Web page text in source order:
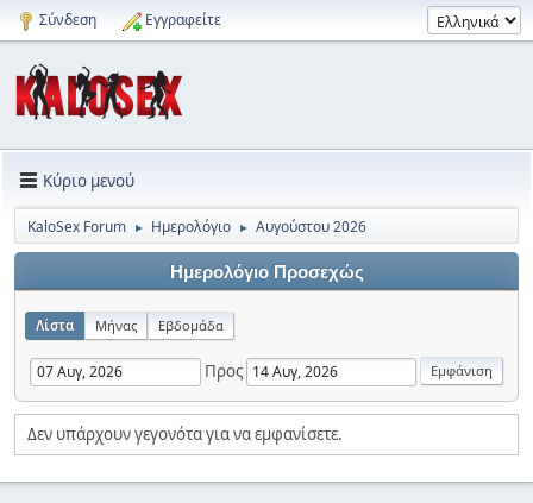
Σύνδεση Εγγραφείτε
Κύριο μενού
KaloSex Forum ► Ημερολόγιο ► Αυγούστου 2026
Ημερολόγιο Προσεχώς
Λίστα Μήνας Εβδομάδα
Προς
Δεν υπάρχουν γεγονότα για να εμφανίσετε.